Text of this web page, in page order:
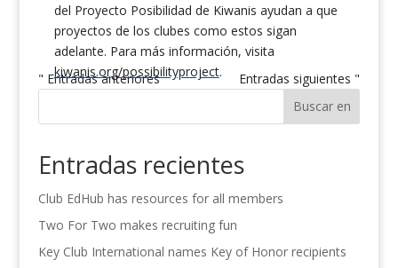
del Proyecto Posibilidad de Kiwanis ayudan a que
proyectos de los clubes como estos sigan
adelante. Para más información, visita
kiwanis.org/possibilityproject.
" Entradas anteriores
Entradas siguientes "
Buscar en
Entradas recientes
Club EdHub has resources for all members
Two For Two makes recruiting fun
Key Club International names Key of Honor recipients